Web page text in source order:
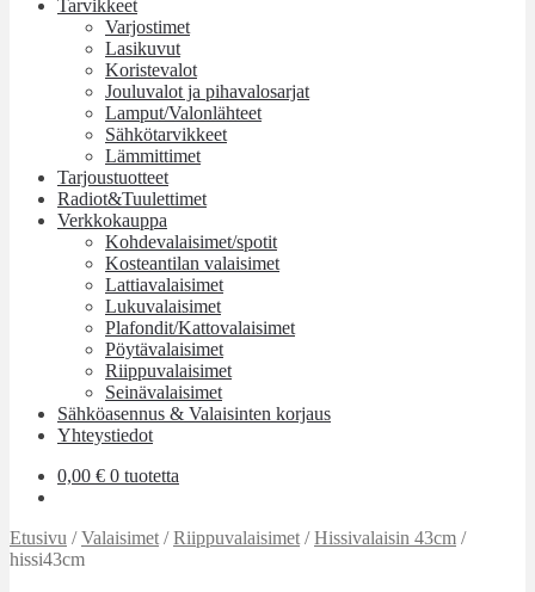
Tarvikkeet
Varjostimet
Lasikuvut
Koristevalot
Jouluvalot ja pihavalosarjat
Lamput/Valonlähteet
Sähkötarvikkeet
Lämmittimet
Tarjoustuotteet
Radiot&Tuulettimet
Verkkokauppa
Kohdevalaisimet/spotit
Kosteantilan valaisimet
Lattiavalaisimet
Lukuvalaisimet
Plafondit/Kattovalaisimet
Pöytävalaisimet
Riippuvalaisimet
Seinävalaisimet
Sähköasennus & Valaisinten korjaus
Yhteystiedot
0,00 € 0 tuotetta
Etusivu /Valaisimet /Riippuvalaisimet /Hissivalaisin 43cm /
hissi43cm